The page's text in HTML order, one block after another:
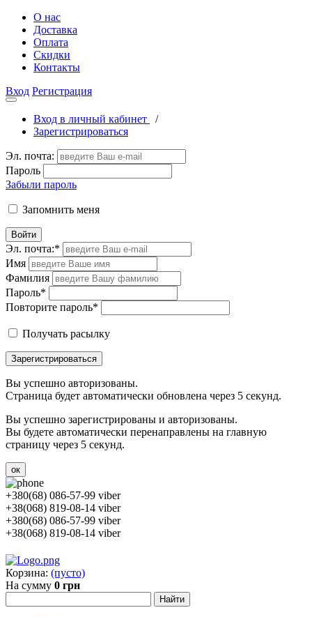
О нас
Доставка
Оплата
Скидки
Контакты
Вход Регистрация
Вход в личный кабинет
/
Зарегистрироваться
Эл. почта:
Пароль
Забыли пароль
Запомнить меня
Войти
Эл. почта:*
Имя
Фамилия
Пароль*
Повторите пароль*
Получать расылку
Зарегистрироваться
Вы успешно авторизованы.
Страница будет автоматически обновлена через 5 секунд.
Вы успешно зарегистрированы и авторизованы.
Вы будете автоматически перенаправлены на главную
страницу через 5 секунд.
ок
+380(68) 086-57-99 viber
+38(068) 819-08-14 viber
+380(68) 086-57-99 viber
+38(068) 819-08-14 viber
Корзина: (пусто)
На сумму 0 грн